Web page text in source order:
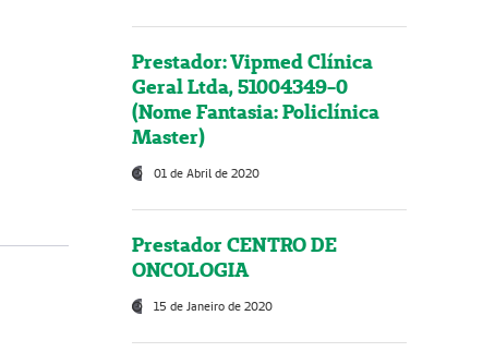
Prestador: Vipmed Clínica
Geral Ltda, 51004349-0
(Nome Fantasia: Policlínica
Master)
01 de Abril de 2020
Prestador CENTRO DE
ONCOLOGIA
15 de Janeiro de 2020